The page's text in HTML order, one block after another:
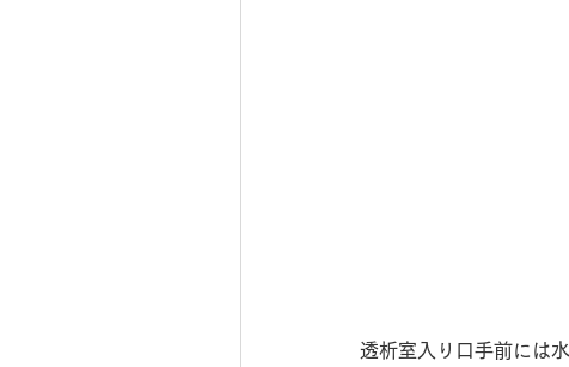
透析室入り口手前には